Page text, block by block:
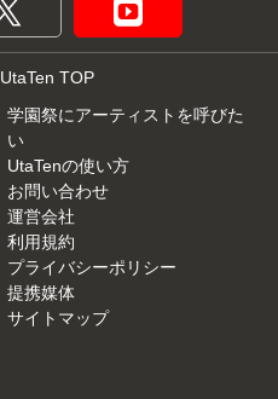
UtaTen TOP
学園祭にアーティストを呼びた
い
UtaTenの使い方
お問い合わせ
運営会社
利用規約
プライバシーポリシー
提携媒体
サイトマップ